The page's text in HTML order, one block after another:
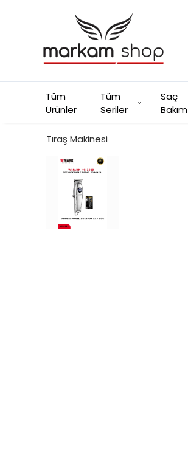
Tüm
Ürünler
Tüm
Seriler
Saç
Bakım
Tıraş Makinesi